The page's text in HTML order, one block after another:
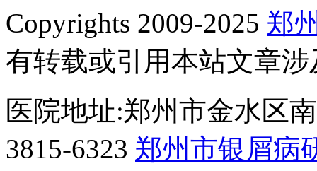
Copyrights 2009-2025 郑
有转载或引用本站文章
医院地址:郑州市金水区
3815-6323 郑州市银屑病